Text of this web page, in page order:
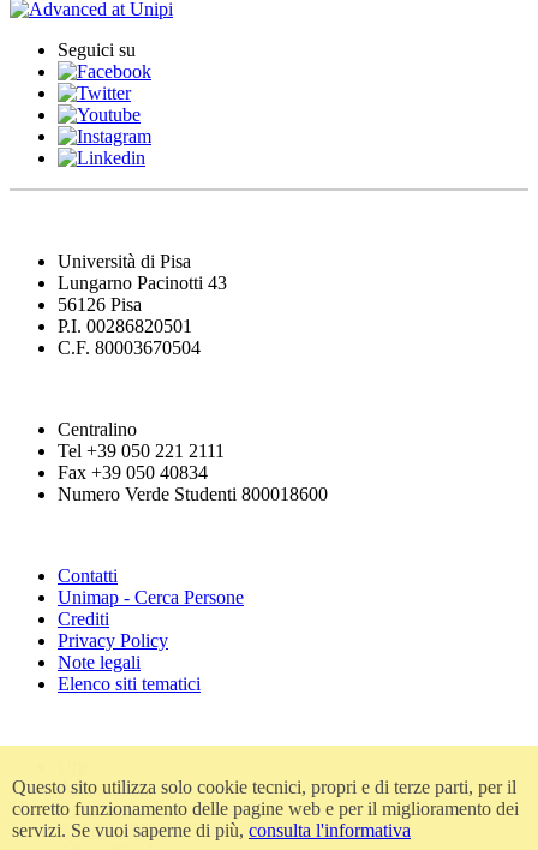
Seguici su
Università di Pisa
Lungarno Pacinotti 43
56126 Pisa
P.I. 00286820501
C.F. 80003670504
Centralino
Tel +39 050 221 2111
Fax +39 050 40834
Numero Verde Studenti 800018600
Contatti
Unimap - Cerca Persone
Crediti
Privacy Policy
Note legali
Elenco siti tematici
Accessibilità
Amministrazione trasparente
Atti di notifica
Questo sito utilizza solo cookie tecnici, propri e di terze parti, per il
corretto funzionamento delle pagine web e per il miglioramento dei
servizi. Se vuoi saperne di più, consulta l'informativa